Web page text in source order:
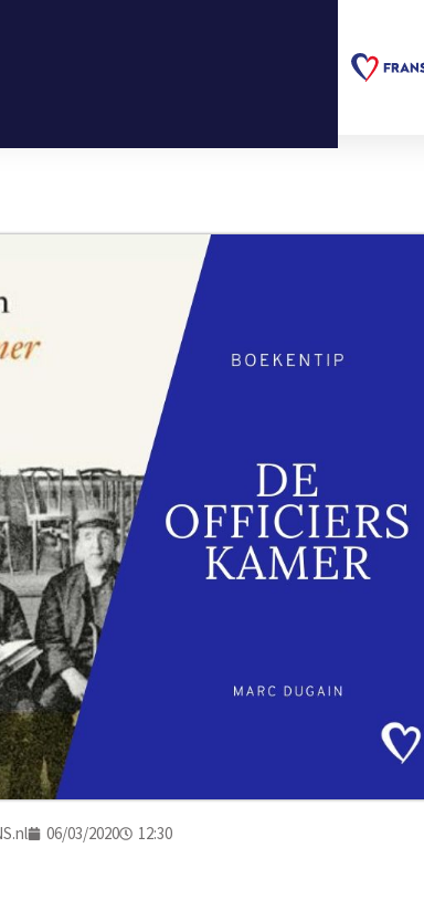
06/03/2020 12:30